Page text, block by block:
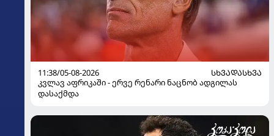
11:38/05-08-2026
ᲡᲮᲕᲐᲓᲐᲡᲮᲕᲐ
კვლავ აფრიკაში - ერვე რენარი ნაცნობ ადგილას
დასაქმდა